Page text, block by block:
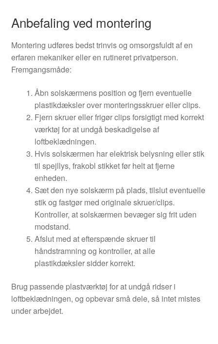
Anbefaling ved montering
Montering udføres bedst trinvis og omsorgsfuldt af en
erfaren mekaniker eller en rutineret privatperson.
Fremgangsmåde:
Åbn solskærmens position og fjern eventuelle
plastikdæksler over monteringsskruer eller clips.
Fjern skruer eller frigør clips forsigtigt med korrekt
værktøj for at undgå beskadigelse af
loftbeklædningen.
Hvis solskærmen har elektrisk belysning eller stik
til spejllys, frakobl stikket før helt at fjerne
enheden.
Sæt den nye solskærm på plads, tilslut eventuelle
stik og fastgør med originale skruer/clips.
Kontroller, at solskærmen bevæger sig frit uden
modstand.
Afslut med at efterspænde skruer til
håndstramning og kontroller, at alle
plastikdæksler sidder korrekt.
Brug passende plastværktøj for at undgå ridser i
loftbeklædningen, og opbevar små dele, så intet mistes
under arbejdet.